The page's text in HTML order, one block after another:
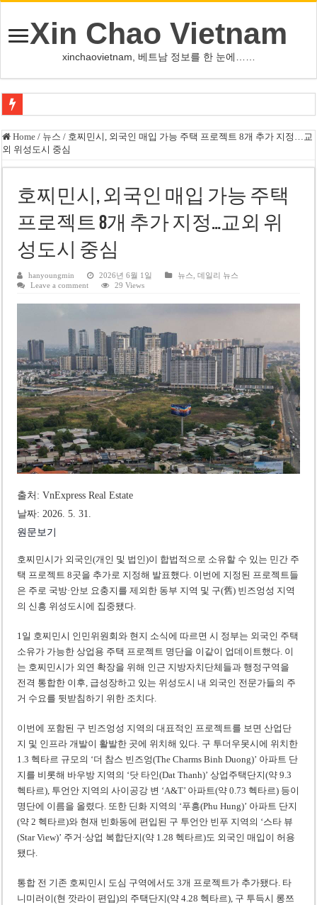
Xin Chao Vietnam
xinchaovietnam, 베트남 정보를 한 눈에……
하노이-하이퐁 고속도로 차량 투석 용의자 신원 확인
베트남 증시 업그레이드, 수십억 달러 유입 전망…수혜주는
하노이 쌍둥이 타워 99층 부지 현장…세계 최고층 빌딩 추진
하노이 부동산 시장, 아파트 선호도 급부상…토지·단독주택 주춤
베트남주식 SST, 2025년 현금 배당 80% 결정…과거 최대 350% 지급 이력
베트남 전자비자 사기 웹사이트 주의…외국인 여행자 피해 경보
호찌민시, 약 6,500㎡ 토지 용도변경 승인…리조트 개발 추진
Home / 뉴스 / 호찌민시, 외국인 매입 가능 주택 프로젝트 8개 추가 지정…교
외 위성도시 중심
호찌민시, 외국인 매입 가능 주택
프로젝트 8개 추가 지정…교외 위
성도시 중심
hanyoungmin 2026년 6월 1일 뉴스 ,데일리 뉴스
Leave a comment
29 Views
출처: VnExpress Real Estate
날짜: 2026. 5. 31.
원문보기
호찌민시가 외국인(개인 및 법인)이 합법적으로 소유할 수 있는 민간 주
택 프로젝트 8곳을 추가로 지정해 발표했다. 이번에 지정된 프로젝트들
은 주로 국방·안보 요충지를 제외한 동부 지역 및 구(舊) 빈즈엉성 지역
의 신흥 위성도시에 집중됐다.
1일 호찌민시 인민위원회와 현지 소식에 따르면 시 정부는 외국인 주택
소유가 가능한 상업용 주택 프로젝트 명단을 이같이 업데이트했다. 이
는 호찌민시가 외연 확장을 위해 인근 지방자치단체들과 행정구역을
전격 통합한 이후, 급성장하고 있는 위성도시 내 외국인 전문가들의 주
거 수요를 뒷받침하기 위한 조치다.
이번에 포함된 구 빈즈엉성 지역의 대표적인 프로젝트를 보면 산업단
지 및 인프라 개발이 활발한 곳에 위치해 있다. 구 투더우못시에 위치한
1.3 헥타르 규모의 ‘더 참스 빈즈엉(The Charms Binh Duong)’ 아파트 단
지를 비롯해 바우방 지역의 ‘닷 타인(Dat Thanh)’ 상업주택단지(약 9.3
헥타르), 투언안 지역의 사이공강 변 ‘A&T’ 아파트(약 0.73 헥타르) 등이
명단에 이름을 올렸다. 또한 딘화 지역의 ‘푸흥(Phu Hung)’ 아파트 단지
(약 2 헥타르)와 현재 빈화동에 편입된 구 투언안 빈푸 지역의 ‘스타 뷰
(Star View)’ 주거·상업 복합단지(약 1.28 헥타르)도 외국인 매입이 허용
됐다.
통합 전 기존 호찌민시 도심 구역에서도 3개 프로젝트가 추가됐다. 타
니미러이(현 깟라이 편입)의 주택단지(약 4.28 헥타르), 구 투득시 롱쯔